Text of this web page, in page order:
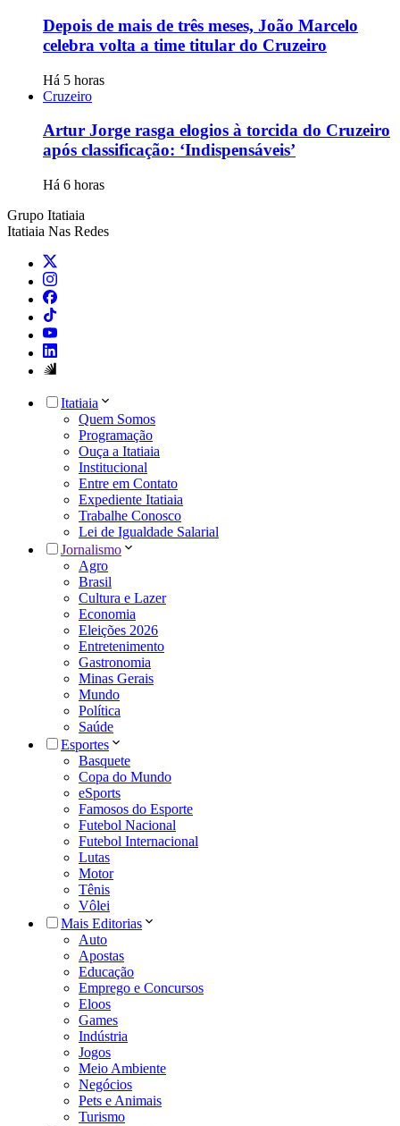
Depois de mais de três meses, João Marcelo
celebra volta a time titular do Cruzeiro
Há 5 horas
Cruzeiro
Artur Jorge rasga elogios à torcida do Cruzeiro
após classificação: ‘Indispensáveis’
Há 6 horas
Grupo Itatiaia
Itatiaia Nas Redes
Itatiaia
Quem Somos
Programação
Ouça a Itatiaia
Institucional
Entre em Contato
Expediente Itatiaia
Trabalhe Conosco
Lei de Igualdade Salarial
Jornalismo
Agro
Brasil
Cultura e Lazer
Economia
Eleições 2026
Entretenimento
Gastronomia
Minas Gerais
Mundo
Política
Saúde
Esportes
Basquete
Copa do Mundo
eSports
Famosos do Esporte
Futebol Nacional
Futebol Internacional
Lutas
Motor
Tênis
Vôlei
Mais Editorias
Auto
Apostas
Educação
Emprego e Concursos
Eloos
Games
Indústria
Jogos
Meio Ambiente
Negócios
Pets e Animais
Turismo